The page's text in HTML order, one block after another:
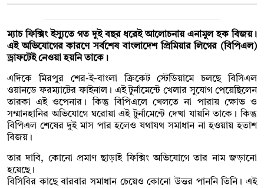
ম্যাচ ফিক্সিং ইস্যুতে গত দুই বছর ধরেই আলোচনায় এনামুল হক বিজয়।
এই অভিযোগের কারণে সর্বশেষ বাংলাদেশ প্রিমিয়ার লিগের (বিপিএল)
ড্রাফটেই নেওয়া হয়নি তাকে।
এদিকে মিরপুর শের-ই-বাংলা ক্রিকেট স্টেডিয়ামে চলছে বিসিএল
ওয়ানডে ফরম্যাটের ফাইনাল। এই টুর্নামেন্টে খেলার সুযোগ পেয়েছিলেন
তারকা এই ওপেনার। কিন্তু বিপিএলে খেলতে না পারায় ক্ষোভ ও
সম্মানহানির অভিযোগে ঘরোয়া এই টুর্নামেন্টে দেখা যায়নি তাকে। কিন্তু
বিপিএল শেষের দুই মাস পার হলেও যথাযথ সমাধান না হওয়ায় হতাশ
বিজয়।
তার দাবি, কোনো প্রমাণ ছাড়াই ফিক্সিং অভিযোগে তার নাম জড়ানো
হয়েছে।
বিসিবির কাছে বারবার সমাধান চেয়েও কোনো উত্তর পাননি তিনি। এই